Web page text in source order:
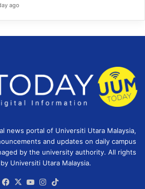
ago
news portal of Universiti Utara Malaysia,
and updates on daily campus
by the university authority. All rights
Universiti Utara Malaysia.
Facebook
X YouTubeInstagram